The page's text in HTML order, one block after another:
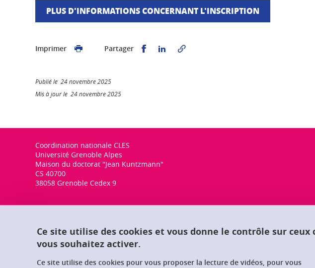
PLUS D'INFORMATIONS CONCERNANT L'INSCRIPTION
Imprimer Partager Partager sur Facebook
Partager sur LinkedIn
Publié le 24 novembre 2025
Mis à jour le 24 novembre 2025
Coordination nationale CLES
Université Grenoble Alpes
Maison du doctorat "Jean Kuntzmann"
CS 40700
38058 Grenoble Cedex 9
Ce site utilise des cookies et vous donne le contrôle sur ceux
vous souhaitez activer.
Ce site utilise des cookies pour vous proposer la lecture de vidéos, pour vous